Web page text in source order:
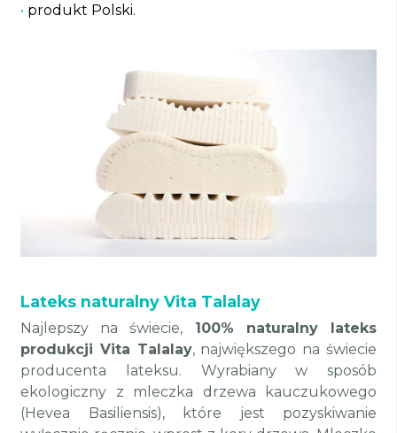
• produkt Polski.
Lateks naturalny Vita Talalay
Najlepszy na świecie, 100% naturalny lateks
produkcji Vita Talalay, największego na świecie
producenta lateksu. Wyrabiany w sposób
ekologiczny z mleczka drzewa kauczukowego
(Hevea Basiliensis), które jest pozyskiwanie